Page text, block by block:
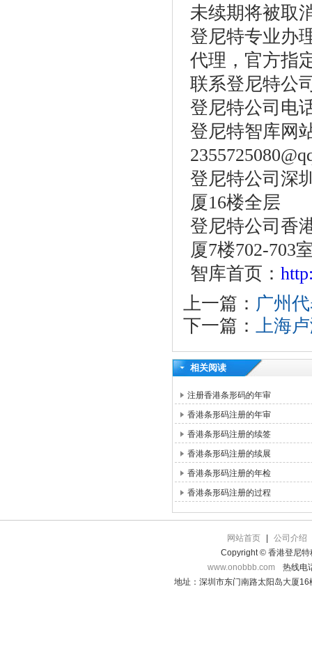
未续期将被取
登尼特专业办
代理，官方指
联系登尼特公
登尼特公司电
登尼特智库网
登尼特公司深
厦16楼全层
登尼特公司香
厦7楼702-703
智库首页：
上一篇： 广州
下一篇： 上海
相关阅读
注册香港条形码的年审
香港条形码注册的年审
香港条形码注册的续签
香港条形码注册的续展
香港条形码注册的年检
香港条形码注册的过程
网站首页
公司介绍
Copyright © 香港登尼特
www.onobbb.com
热线电
地址：深圳市东门南路太阳岛大厦